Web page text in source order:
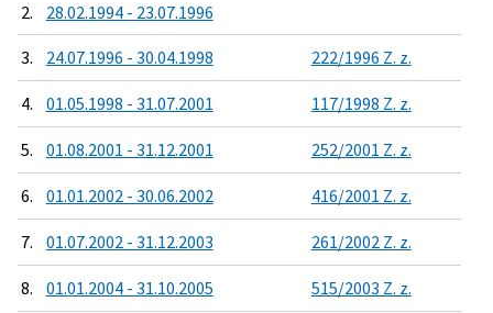
2. 28.02.1994 - 23.07.1996
3. 24.07.1996 - 30.04.1998 222/1996 Z. z.
4. 01.05.1998 - 31.07.2001 117/1998 Z. z.
5. 01.08.2001 - 31.12.2001 252/2001 Z. z.
6. 01.01.2002 - 30.06.2002 416/2001 Z. z.
7. 01.07.2002 - 31.12.2003 261/2002 Z. z.
8. 01.01.2004 - 31.10.2005 515/2003 Z. z.